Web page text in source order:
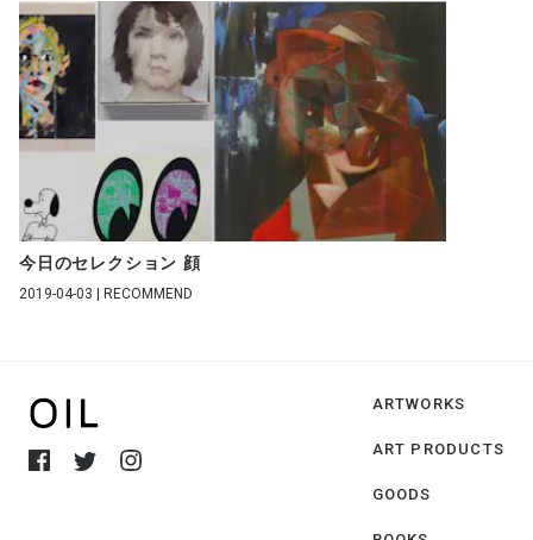
今日のセレクション 顔
2019-04-03 | RECOMMEND
ARTWORKS
ART PRODUCTS
GOODS